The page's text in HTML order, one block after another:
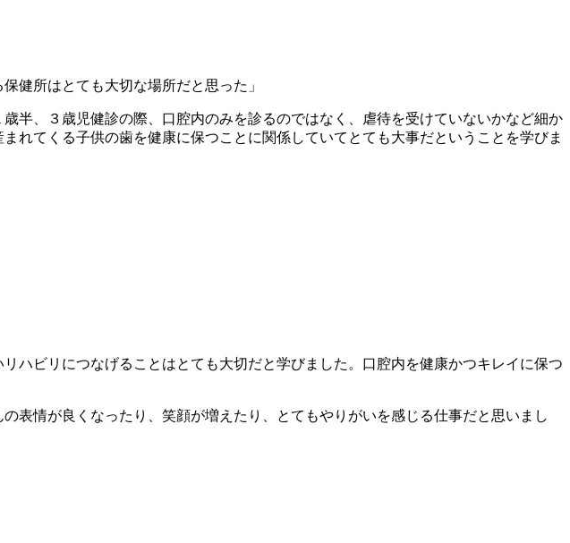
健所はとても大切な場所だと思った」
半、３歳児健診の際、口腔内のみを診るのではなく、虐待を受けていないかなど細か
れてくる子供の歯を健康に保つことに関係していてとても大事だということを学びま
ハビリにつなげることはとても大切だと学びました。口腔内を健康かつキレイに保つ
表情が良くなったり、笑顔が増えたり、とてもやりがいを感じる仕事だと思いまし